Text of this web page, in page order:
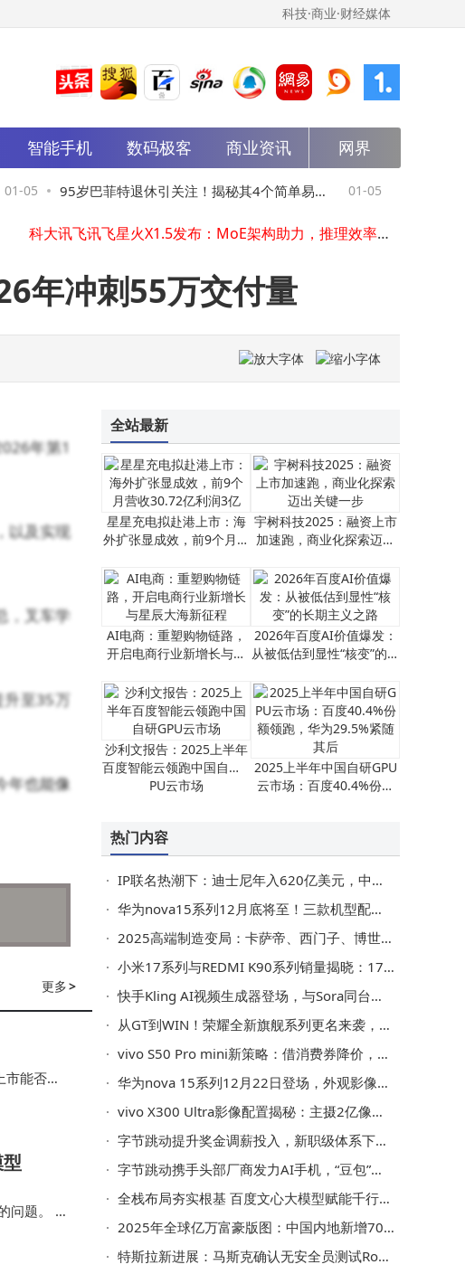
科技·商业·财经媒体
智能手机 数码极客 商业资讯 网界
05 95岁巴菲特退休引关注！揭秘其4个简单易
行的“长寿投资法”
01-05
克希尔辉煌
百度集团分拆昆仑芯赴港上市，独立发展能否为芯片领域注入新活力？
科大讯飞回应开源争议：已陆续开源超40个中文预训练语言模型
科大讯飞回应投资者：智能办公本在售X5系列，市场销售表现稳健向好
科大讯飞T30 Pro学习机：AI赋能个性化学习，开启孩子高效学习新旅程
百度集团分拆昆仑芯赴港上市，独立发展能否为芯片领域注入新活力？
年冲刺55万交付量
年第1
以及实现
，叉车学
至35万
年也能像
更多>
能否提
问题。 投
全站最新
星星充电拟赴港上市：海
外扩张显成效，前9个月营
宇树科技2025：融资上市
加速跑，商业化探索迈出
AI电商：重塑购物链路，
开启电商行业新增长与星
2026年百度AI价值爆发：
从被低估到显性“核变”的长
沙利文报告：2025上半年
百度智能云领跑中国自研G
PU云市场
2025上半年中国自研GPU
云市场：百度40.4%份额
热门内容
IP联名热潮下：迪士尼年入620亿美元，中国本土IP崛起成新挑战？
华为nova15系列12月底将至！三款机型配置揭秘，影像实力直逼旗舰
2025高端制造变局：卡萨帝、西门子、博世突围战，谁能破局内卷？
小米17系列与REDMI K90系列销量揭晓：17系列表现亮眼累计破244万
快手Kling AI视频生成器登场，与Sora同台竞技，引领视频创作智能化浪潮
从GT到WIN！荣耀全新旗舰系列更名来袭，性能续航双突破值得期待
vivo S50 Pro mini新策略：借消费券降价，小屏拍照强机入手更划算
华为nova 15系列12月22日登场，外观影像升级，配置亮点抢先看
vivo X300 Ultra影像配置揭秘：主摄2亿像素，长焦潜望式设计引期待
字节跳动提升奖金调薪投入，新职级体系下多岗位现百万高薪热招
字节跳动携手头部厂商发力AI手机，“豆包”赋能终端交互新体验
全栈布局夯实根基 百度文心大模型赋能千行百业高质量发展
2025年全球亿万富豪版图：中国内地新增70位，白手起家成主流趋势
特斯拉新进展：马斯克确认无安全员测试Robotaxi，碰撞情况引关注